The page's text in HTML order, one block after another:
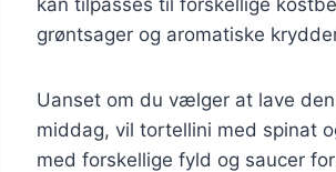
grøntsager og aromatiske
Uanset om du vælger at lave
middag, vil tortellini med spinat
med forskellige fyld og saucer